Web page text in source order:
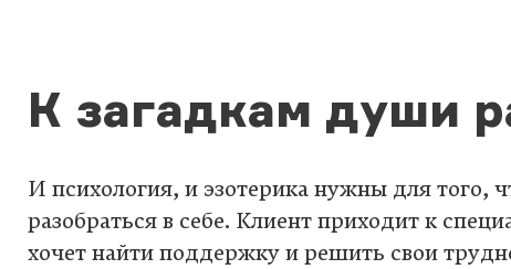
К загадкам души
И психология, и эзотерика нужны для того,
разобраться в себе. Клиент приходит к
хочет найти поддержку и решить свои